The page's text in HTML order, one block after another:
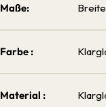
Maße:
Farbe :
Material :